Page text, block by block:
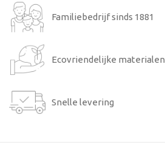
Familiebedrijf sinds 1881
Ecovriendelijke materialen
Snelle levering